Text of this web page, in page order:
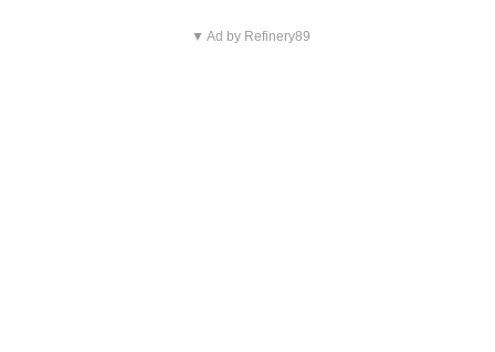
▼ Ad by Refinery89